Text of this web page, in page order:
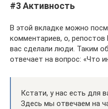
#3 Активность
В этой вкладке можно
комментариев, о,
вас сделали люди. Таким
отвечает на вопрос: «Что
Кстати, у нас есть для
Здесь мы отвечаем на